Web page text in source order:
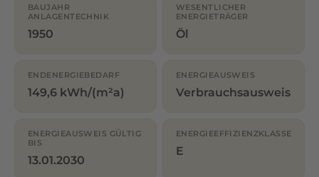
BAUJAHR
ANLAGENTECHNIK
1950
WESENTLICHER
ENERGIETRÄGER
Öl
ENDENERGIEBEDARF
149,6 kWh/(m²a)
ENERGIEAUSWEIS
Verbrauchsausweis
ENERGIEAUSWEIS GÜLTIG
BIS
13.01.2030
ENERGIEEFFIZIENZKLASSE
E